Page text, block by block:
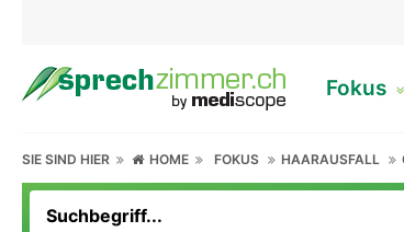
Fokus
SIE SIND HIER HOME FOKUS HAARAUSFALL